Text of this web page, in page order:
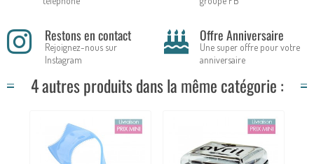
Restons en contact
Rejoignez-nous sur
Instagram
Offre Anniversaire
Une super offre pour votre
anniversaire
4 autres produits dans la même catégorie :